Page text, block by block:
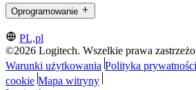
Oprogramowanie
PL,pl
©2026 Logitech. Wszelkie prawa
Warunki użytkowania Polityka prywatności
cookie Mapa witryny